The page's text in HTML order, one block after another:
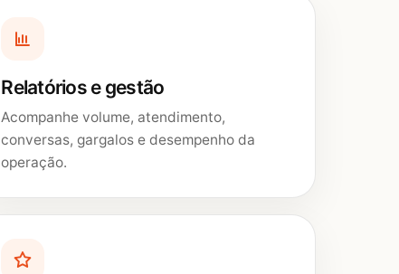
Relatórios e gestão
Acompanhe volume, atendimento,
conversas, gargalos e desempenho da
operação.